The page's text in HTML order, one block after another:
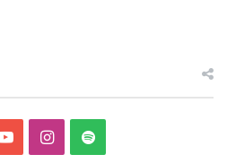
YouTubeInstagram
Spotify